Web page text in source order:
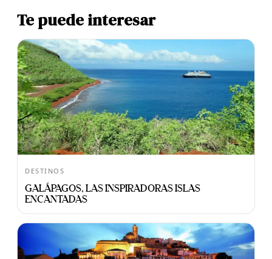
Te puede interesar
DESTINOS
GALÁPAGOS, LAS INSPIRADORAS ISLAS
ENCANTADAS